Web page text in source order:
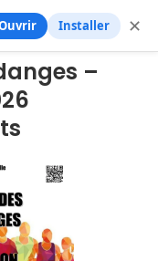
–
Installer ✕